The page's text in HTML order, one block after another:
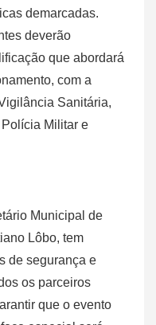
demarcadas.
deverão
que abordará
com a
Sanitária,
Militar e
Municipal de
Lôbo, tem
de segurança e
os parceiros
que o evento